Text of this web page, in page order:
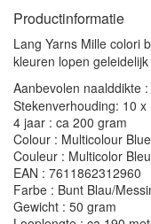
Productinformatie
Lang Yarns Mille colori
kleuren lopen
Aanbevolen naalddikte
Stekenverhouding: 10
4 jaar : ca 200 gram
Colour : Multicolour
Couleur : Multicolor
EAN : 7611862312960
Farbe : Bunt Blau/
Gewicht : 50 gram